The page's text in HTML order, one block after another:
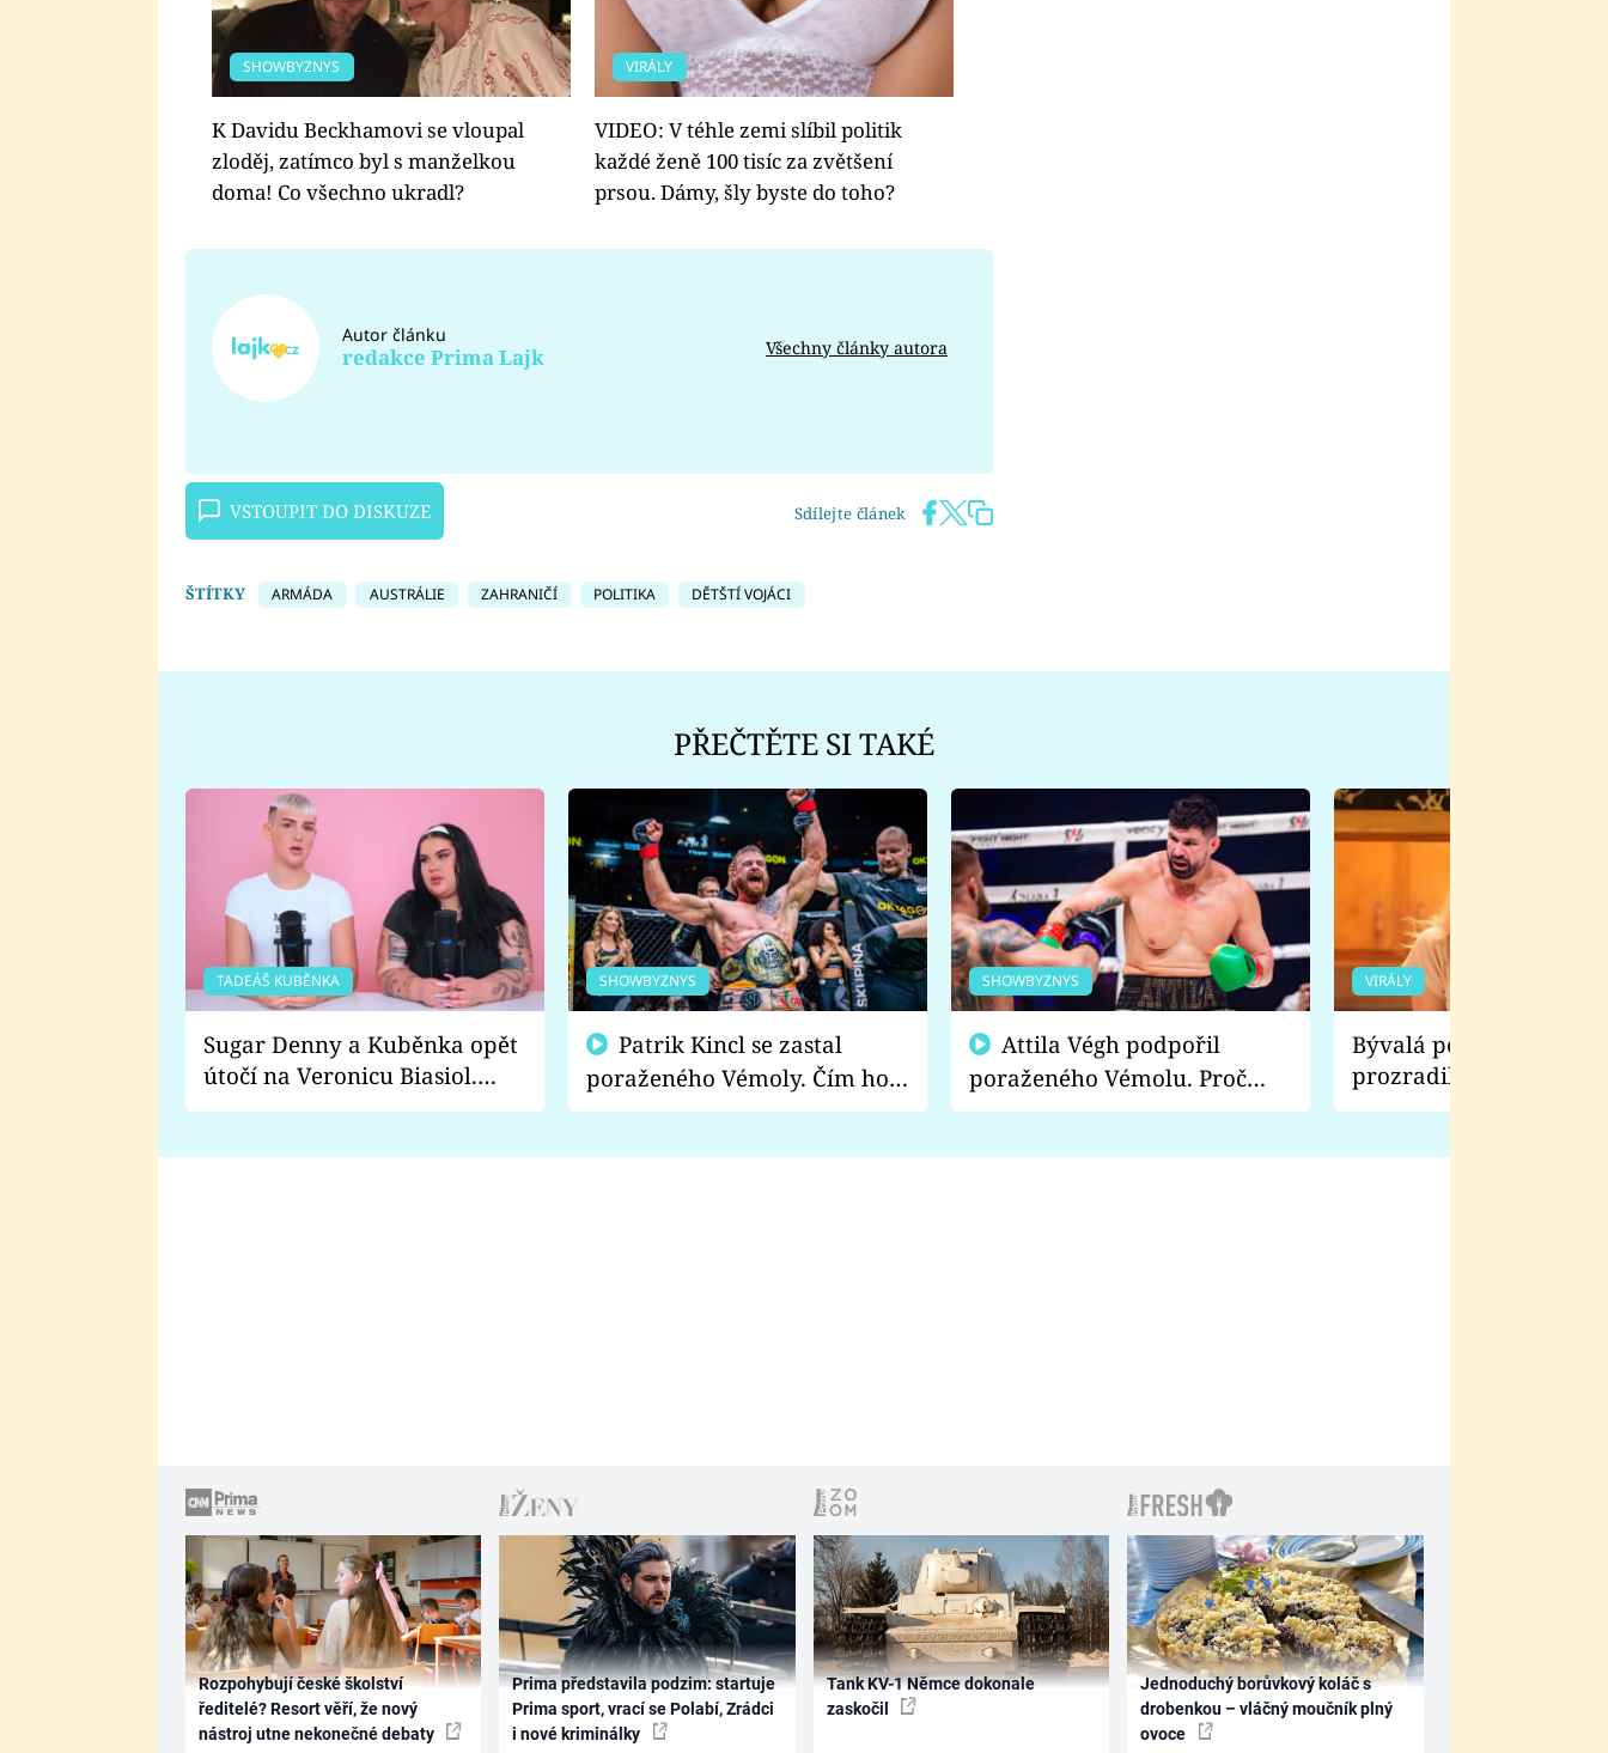
SHOWBYZNYS
K Davidu Beckhamovi se vloupal
zloděj, zatímco byl s manželkou
doma! Co všechno ukradl?
VIRÁLY
VIDEO: V téhle zemi slíbil politik
každé ženě 100 tisíc za zvětšení
prsou. Dámy, šly byste do toho?
Autor článku
redakce Prima Lajk Všechny články autora
VSTOUPIT DO DISKUZE Sdílejte článek
ŠTÍTKY ARMÁDA AUSTRÁLIE ZAHRANIČÍ POLITIKA DĚTŠTÍ VOJÁCI
PŘEČTĚTE SI TAKÉ
TADEÁŠ KUBĚNKA
Sugar Denny a Kuběnka opět
útočí na Veronicu Biasiol.
Proč je podle nich falešná a
SHOWBYZNYS
poraženého Vémoly. Čím ho
fanoušci naštvali?
SHOWBYZNYS
poraženého Vémolu. Proč
chce raději zápasit s ním než
VIRÁLY
Bývalá pornoherečka
prozradila, co ji
natáčení Euforie.
Rozpohybují české školství
ředitelé? Resort věří, že nový
nástroj utne nekonečné debaty
Prima představila podzim: startuje
Prima sport, vrací se Polabí, Zrádci
i nové kriminálky
Tank KV-1 Němce dokonale
zaskočil
Jednoduchý borůvkový koláč s
drobenkou – vláčný moučník plný
ovoce